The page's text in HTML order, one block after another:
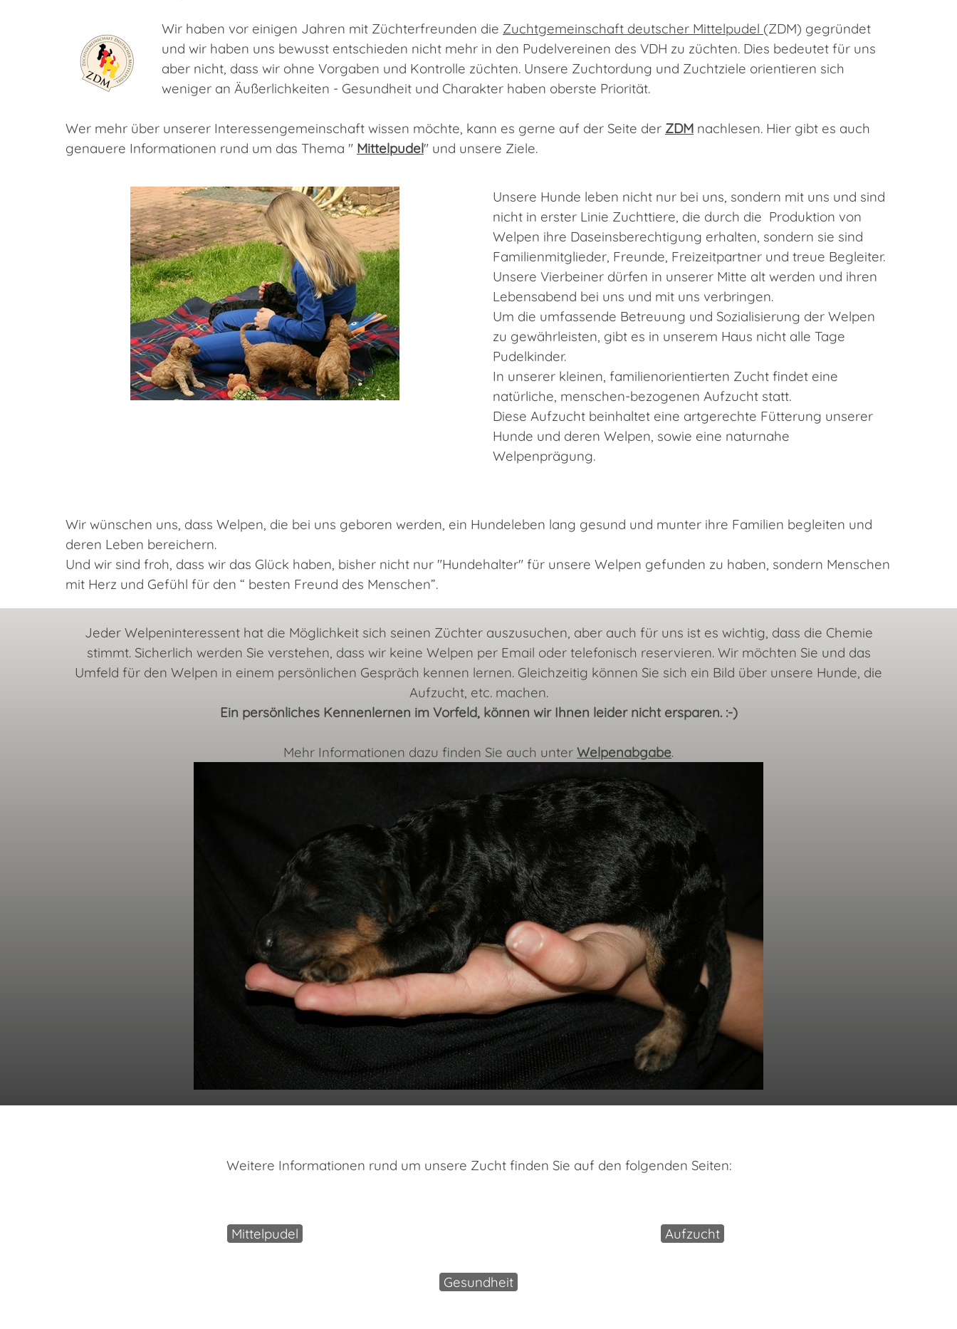
Wir haben vor einigen Jahren mit Züchterfreunden die Zuchtgemeinschaft deutscher Mittelpudel (ZDM) gegründet
und wir haben uns bewusst entschieden nicht mehr in den Pudelvereinen des VDH zu züchten. Dies bedeutet für uns
aber nicht, dass wir ohne Vorgaben und Kontrolle züchten. Unsere Zuchtordung und Zuchtziele orientieren sich
weniger an Äußerlichkeiten - Gesundheit und Charakter haben oberste Priorität.
Wer mehr über unserer Interessengemeinschaft wissen möchte, kann es gerne auf der Seite der ZDM nachlesen. Hier gibt es auch
genauere Informationen rund um das Thema " Mittelpudel" und unsere Ziele.
Unsere Hunde leben nicht nur bei uns, sondern mit uns und sind
nicht in erster Linie Zuchttiere, die durch die Produktion von
Welpen ihre Daseinsberechtigung erhalten, sondern sie sind
Familienmitglieder, Freunde, Freizeitpartner und treue Begleiter.
Unsere Vierbeiner dürfen in unserer Mitte alt werden und ihren
Lebensabend bei uns und mit uns verbringen.
Um die umfassende Betreuung und Sozialisierung der Welpen
zu gewährleisten, gibt es in unserem Haus nicht alle Tage
Pudelkinder.
In unserer kleinen, familienorientierten Zucht findet eine
natürliche, menschen-bezogenen Aufzucht statt.
Diese Aufzucht beinhaltet eine artgerechte Fütterung unserer
Hunde und deren Welpen, sowie eine naturnahe
Welpenprägung.
Wir wünschen uns, dass Welpen, die bei uns geboren werden, ein Hundeleben lang gesund und munter ihre Familien begleiten und
deren Leben bereichern.
Und wir sind froh, dass wir das Glück haben, bisher nicht nur "Hundehalter" für unsere Welpen gefunden zu haben, sondern Menschen
mit Herz und Gefühl für den “ besten Freund des Menschen”.
Jeder Welpeninteressent hat die Möglichkeit sich seinen Züchter auszusuchen, aber auch für uns ist es wichtig, dass die Chemie
stimmt. Sicherlich werden Sie verstehen, dass wir keine Welpen per Email oder telefonisch reservieren. Wir möchten Sie und das
Umfeld für den Welpen in einem persönlichen Gespräch kennen lernen. Gleichzeitig können Sie sich ein Bild über unsere Hunde, die
Aufzucht, etc. machen.
Ein persönliches Kennenlernen im Vorfeld, können wir Ihnen leider nicht ersparen. :-)
Mehr Informationen dazu finden Sie auch unter Welpenabgabe.
Weitere Informationen rund um unsere Zucht finden Sie auf den folgenden Seiten:
Mittelpudel Aufzucht
Gesundheit